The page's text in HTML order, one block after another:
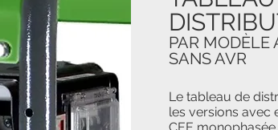
PAR MODÈLE
SANS AVR
Le tableau de
les versions avec